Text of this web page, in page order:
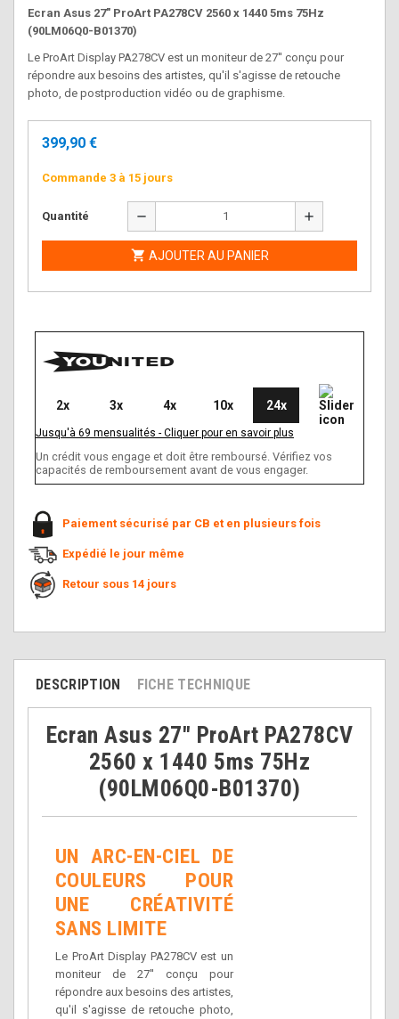
Ecran Asus 27" ProArt PA278CV 2560 x 1440 5ms 75Hz
(90LM06Q0-B01370)
Le ProArt Display PA278CV est un moniteur de 27'' conçu pour
répondre aux besoins des artistes, qu'il s'agisse de retouche
photo, de postproduction vidéo ou de graphisme.
399,90 €
Commande 3 à 15 jours
Quantité remove add
 AJOUTER AU PANIER
2x 3x 4x 10x 24x
Jusqu'à 69 mensualités - Cliquer pour en savoir plus
Un crédit vous engage et doit être remboursé. Vérifiez vos
capacités de remboursement avant de vous engager.
Paiement sécurisé par CB et en plusieurs fois
Expédié le jour même
Retour sous 14 jours
DESCRIPTION FICHE TECHNIQUE
Ecran Asus 27" ProArt PA278CV
2560 x 1440 5ms 75Hz
(90LM06Q0-B01370)
UN ARC-EN-CIEL DE
COULEURS POUR
UNE CRÉATIVITÉ
SANS LIMITE
Le ProArt Display PA278CV est un
moniteur de 27'' conçu pour
répondre aux besoins des artistes,
qu'il s'agisse de retouche photo,